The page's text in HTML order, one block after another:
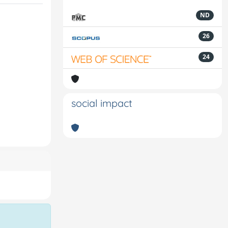
ND
26
24
social impact